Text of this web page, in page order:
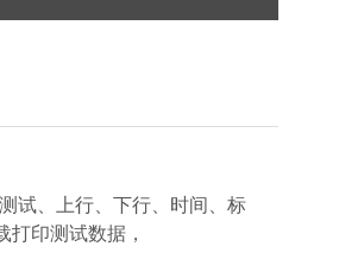
试、上行、下行、时间、标
印测试数据，